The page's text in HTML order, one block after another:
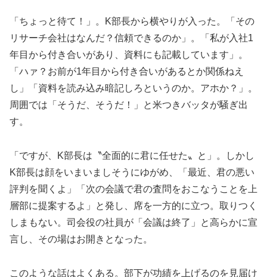
「ちょっと待て！」。K部長から横やりが入った。「その
リサーチ会社はなんだ？信頼できるのか」。「私が入社1
年目から付き合いがあり、資料にも記載しています」。
「ハァ？お前が1年目から付き合いがあるとか関係ねえ
し」「資料を読み込み暗記しろというのか。アホか？」。
周囲では「そうだ、そうだ！」と米つきバッタが騒ぎ出
す。
「ですが、K部長は〝全面的に君に任せた〟と」。しかし
K部長は顔をいまいましそうにゆがめ、「最近、君の悪い
評判を聞くよ」「次の会議で君の査問をおこなうことを上
層部に提案するよ」と発し、席を一方的に立つ。取りつく
しまもない。司会役の社員が「会議は終了」と高らかに宣
言し、その場はお開きとなった。
このような話はよくある。部下が功績を上げるのを見届け